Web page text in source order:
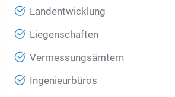
Landentwicklung
Liegenschaften
Vermessungsämtern
Ingenieurbüros